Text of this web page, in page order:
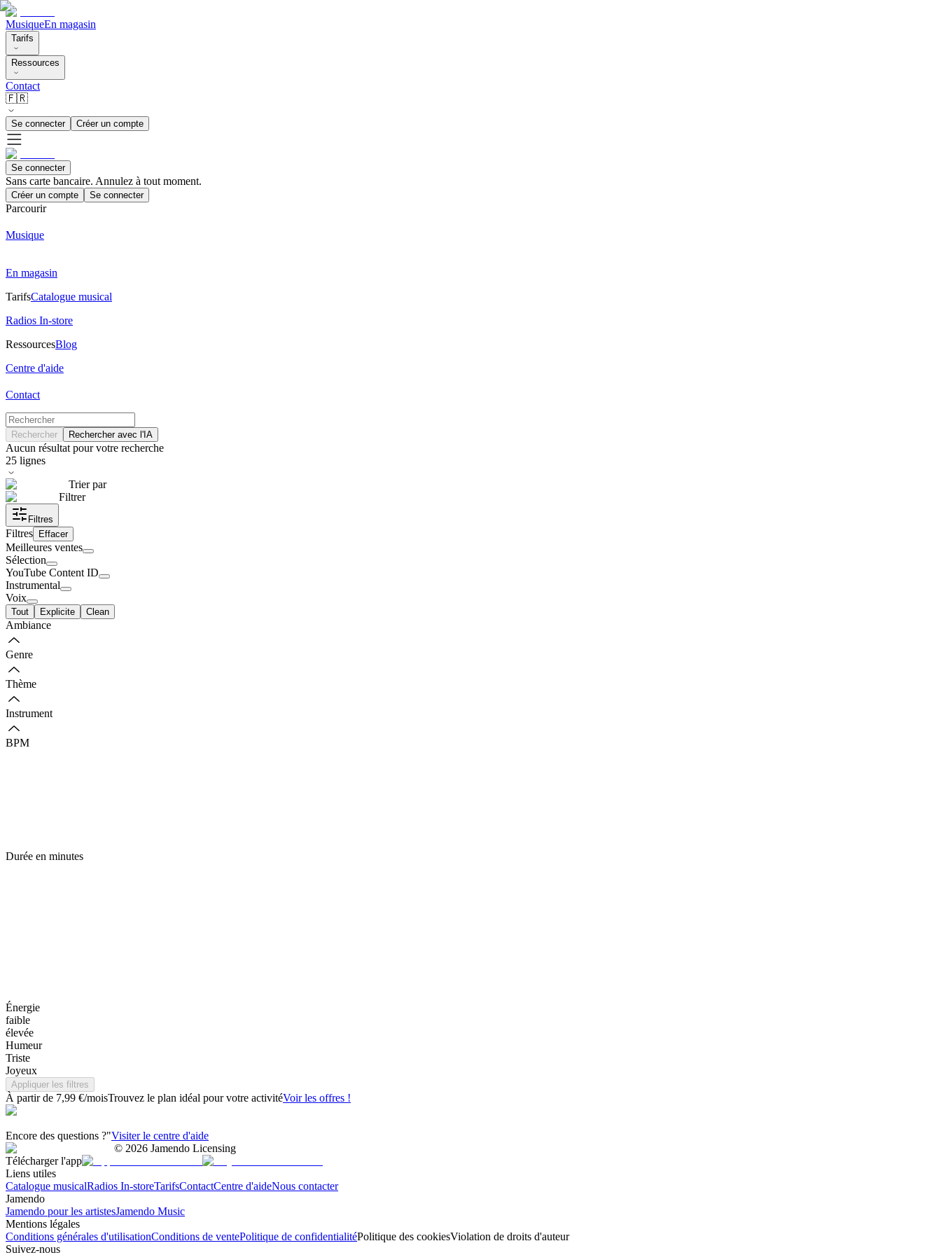
MusiqueEn magasin
Tarifs
Ressources
Contact
🇫🇷
Se connecter Créer un compte
Se connecter
Sans carte bancaire. Annulez à tout moment.
Créer un compte Se connecter
Parcourir
Musique
En magasin
TarifsCatalogue musical
Radios In-store
RessourcesBlog
Centre d'aide
Contact
Rechercher Rechercher avec l'IA
Aucun résultat pour votre recherche
25 lignes
Trier par
Filtrer
Filtres
Filtres Effacer
Meilleures ventes
Sélection
YouTube Content ID
Instrumental
Voix
Tout Explicite Clean
Ambiance
Genre
Thème
Instrument
BPM
Durée en minutes
Énergie
faible
élevée
Humeur
Triste
Joyeux
Appliquer les filtres
À partir de 7,99 €/moisTrouvez le plan idéal pour votre activitéVoir les offres !
Encore des questions ?"Visiter le centre d'aide
© 2026 Jamendo Licensing
Télécharger l'app
Liens utiles
Catalogue musicalRadios In-storeTarifsContactCentre d'aideNous contacter
Jamendo
Jamendo pour les artistesJamendo Music
Mentions légales
Conditions générales d'utilisationConditions de ventePolitique de confidentialitéPolitique des cookiesViolation de droits d'auteur
Suivez-nous